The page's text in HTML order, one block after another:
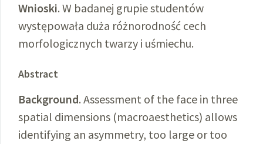
Wnioski. W badanej grupie studentów
występowała duża różnorodność cech
morfologicznych twarzy i uśmiechu.
Abstract
Background. Assessment of the face in three
spatial dimensions (macroaesthetics) allows
identifying an asymmetry, too large or too